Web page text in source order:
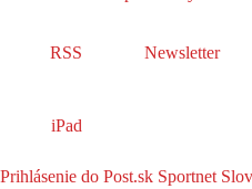
RSS Newsletter
iPad
Prihlásenie do Post.sk Sportnet